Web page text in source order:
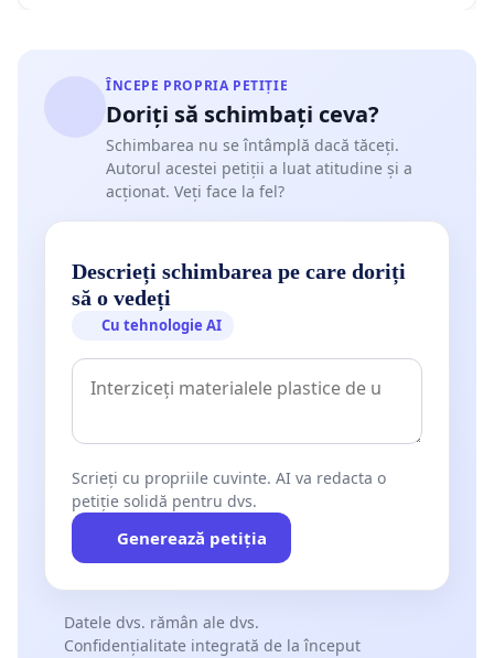
ÎNCEPE PROPRIA PETIȚIE
Doriți să schimbați ceva?
Schimbarea nu se întâmplă dacă tăceți.
Autorul acestei petiții a luat atitudine și a
acționat. Veți face la fel?
Descrieți schimbarea pe care doriți
să o vedeți
Cu tehnologie AI
Scrieți cu propriile cuvinte. AI va redacta o
petiție solidă pentru dvs.
Generează petiția
Datele dvs. rămân ale dvs.
Confidențialitate integrată de la început